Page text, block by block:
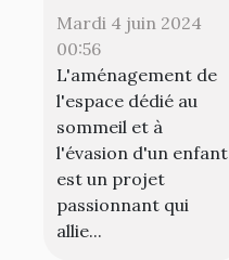
choisir le lit
combiné parfait
pour la chambre
de votre enfant
Mardi 4 juin 2024
00:56
L'aménagement de
l'espace dédié au
sommeil et à
l'évasion d'un enfant
est un projet
passionnant qui
allie...